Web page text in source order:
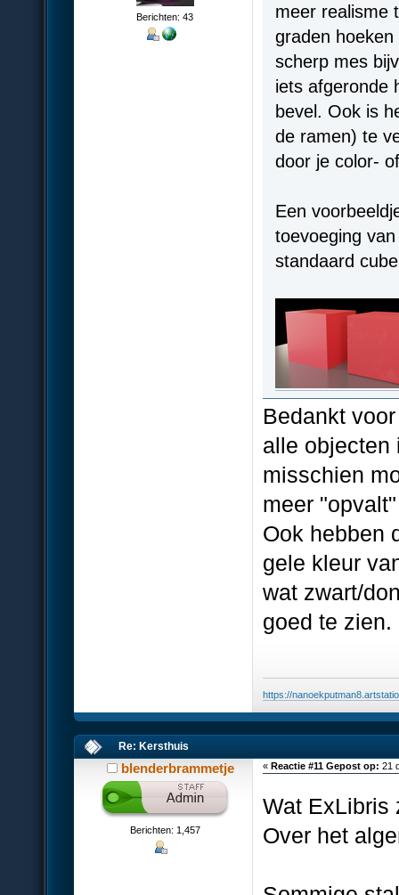
Berichten: 43
meer realisme
graden
scherp mes
iets afgeronde
bevel. Ook is
de ramen) te
door je color-
Een
toevoeging
standaard
Bedankt
alle objecten
misschien
meer
Ook hebben
gele kleur
wat zwart/
goed te zien.
https://
Re: Kersthuis
blenderbrammetje
Berichten: 1,457
«Reactie #11 Gepost op: 21
Wat ExLibris
Over het